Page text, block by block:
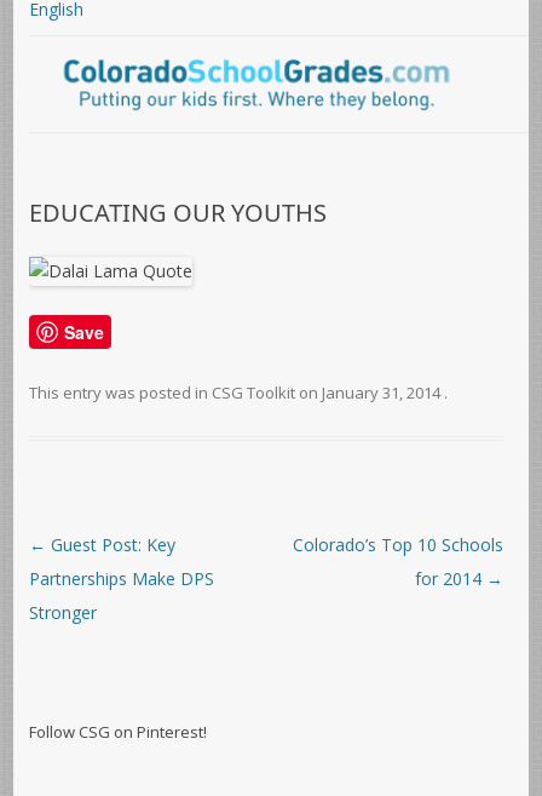
English
EDUCATING OUR YOUTHS
Save
This entry was posted in CSG Toolkit on January 31, 2014 .
Post navigation
← Guest Post: Key
Partnerships Make DPS
Stronger
Colorado’s Top 10 Schools
for 2014 →
Follow CSG on Pinterest!